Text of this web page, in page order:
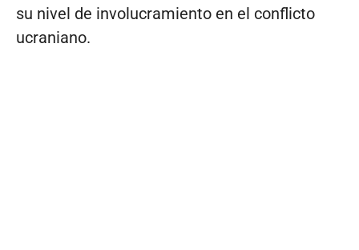
su nivel de involucramiento en el conflicto
ucraniano.